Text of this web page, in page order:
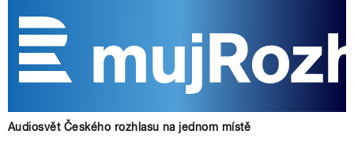
Audiosvět Českého rozhlasu na jednom místě